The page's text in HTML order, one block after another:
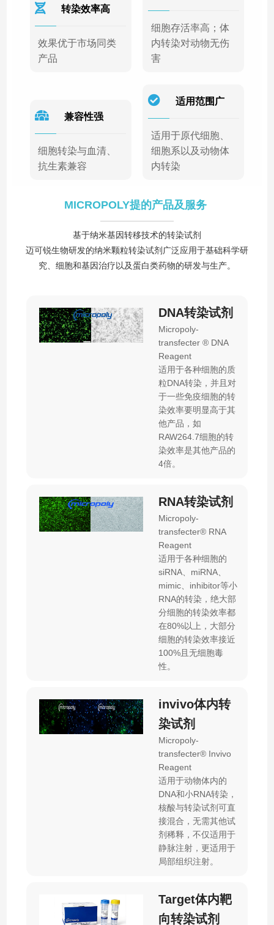
转染效率高
效果优于市场同类
产品
细胞存活率高；体
内转染对动物无伤
害
兼容性强
细胞转染与血清、
抗生素兼容
适用范围广
适用于原代细胞、
细胞系以及动物体
内转染
MICROPOLY提的产品及服务
基于纳米基因转移技术的转染试剂
迈可锐生物研发的纳米颗粒转染试剂广泛应用于基础科学研
究、细胞和基因治疗以及蛋白类药物的研发与生产。
DNA转染试剂
Micropoly-
transfecter ® DNA
Reagent
适用于各种细胞的质
粒DNA转染，并且对
于一些免疫细胞的转
染效率要明显高于其
他产品，如
RAW264.7细胞的转
染效率是其他产品的
4倍。
RNA转染试剂
Micropoly-
transfecter® RNA
Reagent
适用于各种细胞的
siRNA、miRNA、
mimic、inhibitor等小
RNA的转染，绝大部
分细胞的转染效率都
在80%以上，大部分
细胞的转染效率接近
100%且无细胞毒
性。
invivo体内转
染试剂
Micropoly-
transfecter® Invivo
Reagent
适用于动物体内的
DNA和小RNA转染，
核酸与转染试剂可直
接混合，无需其他试
剂稀释，不仅适用于
静脉注射，更适用于
局部组织注射。
Target体内靶
向转染试剂